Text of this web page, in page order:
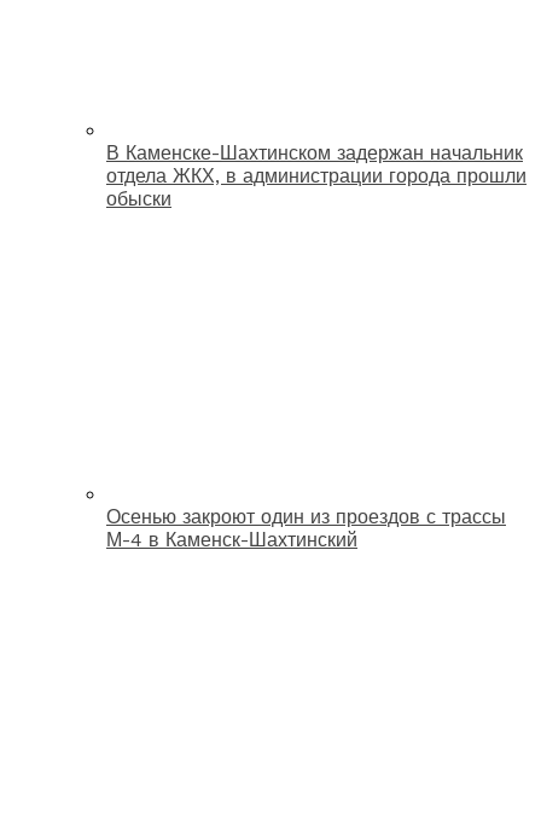
В Каменске-Шахтинском задержан начальник
отдела ЖКХ, в администрации города прошли
обыски
Осенью закроют один из проездов с трассы
М-4 в Каменск-Шахтинский